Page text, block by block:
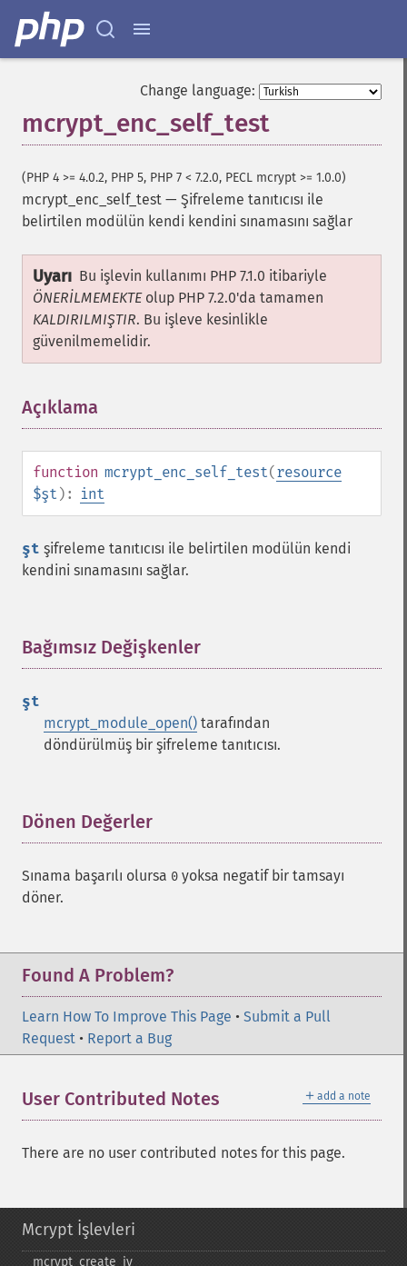
Change language:
mcrypt_enc_self_test
(PHP 4 >= 4.0.2, PHP 5, PHP 7 < 7.2.0, PECL mcrypt >= 1.0.0)
mcrypt_enc_self_test — Şifreleme tanıtıcısı ile
belirtilen modülün kendi kendini sınamasını sağlar
Uyarı Bu işlevin kullanımı PHP 7.1.0 itibariyle
ÖNERİLMEMEKTEolup PHP 7.2.0'da tamamen
KALDIRILMIŞTIR. Bu işleve kesinlikle
güvenilmemelidir.
Açıklama
function mcrypt_enc_self_test(resource
$şt ): int
şt şifreleme tanıtıcısı ile belirtilen modülün kendi
kendini sınamasını sağlar.
Bağımsız Değişkenler
şt
mcrypt_module_open() tarafından
döndürülmüş bir şifreleme tanıtıcısı.
Dönen Değerler
Sınama başarılı olursa 0 yoksa negatif bir tamsayı
döner.
Found A Problem?
Learn How To Improve This Page • Submit a Pull
Request • Report a Bug
＋ add a note
User Contributed Notes
There are no user contributed notes for this page.
Mcrypt İşlevleri
mcrypt_​create_​iv